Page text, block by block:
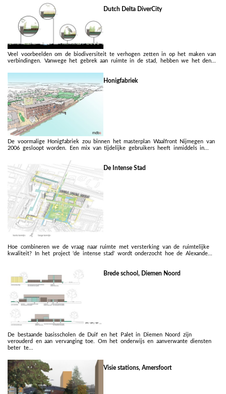
Dutch Delta DiverCity
Veel voorbeelden om de biodiversiteit te verhogen zetten in op het maken van
verbindingen. Vanwege het gebrek aan ruimte in de stad, hebben we het den...
Honigfabriek
De voormalige Honigfabriek zou binnen het masterplan Waalfront Nijmegen van
2006 gesloopt worden. Een mix van tijdelijke gebruikers heeft inmiddels in...
De Intense Stad
Hoe combineren we de vraag naar ruimte met versterking van de ruimtelijke
kwaliteit? In het project ‘de intense stad’ wordt onderzocht hoe de Alexande...
Brede school, Diemen Noord
De bestaande basisscholen de Duif en het Palet in Diemen Noord zijn
verouderd en aan vervanging toe. Om het onderwijs en aanverwante diensten
beter te...
Visie stations, Amersfoort